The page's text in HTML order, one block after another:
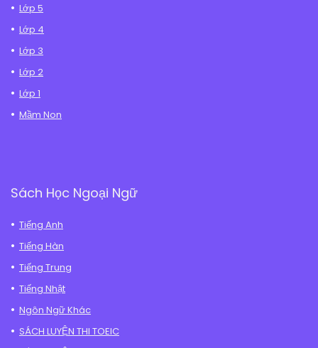
Lớp 5
Lớp 4
Lớp 3
Lớp 2
Lớp 1
Mầm Non
Sách Học Ngoại Ngữ
Tiếng Anh
Tiếng Hàn
Tiếng Trung
Tiếng Nhật
Ngôn Ngữ Khác
SÁCH LUYỆN THI TOEIC